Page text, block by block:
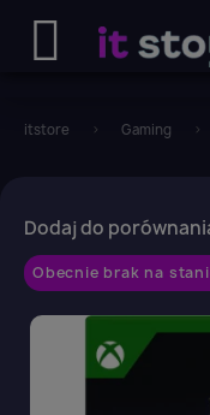
itstore Gaming
Obecnie brak na
Dodaj do